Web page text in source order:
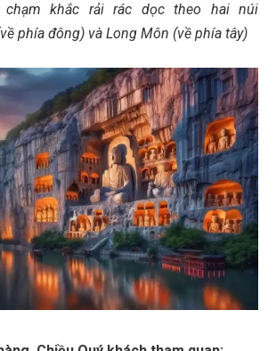
chạm khắc rải rác dọc theo hai núi
phía đông) và Long Môn (về phía tây)